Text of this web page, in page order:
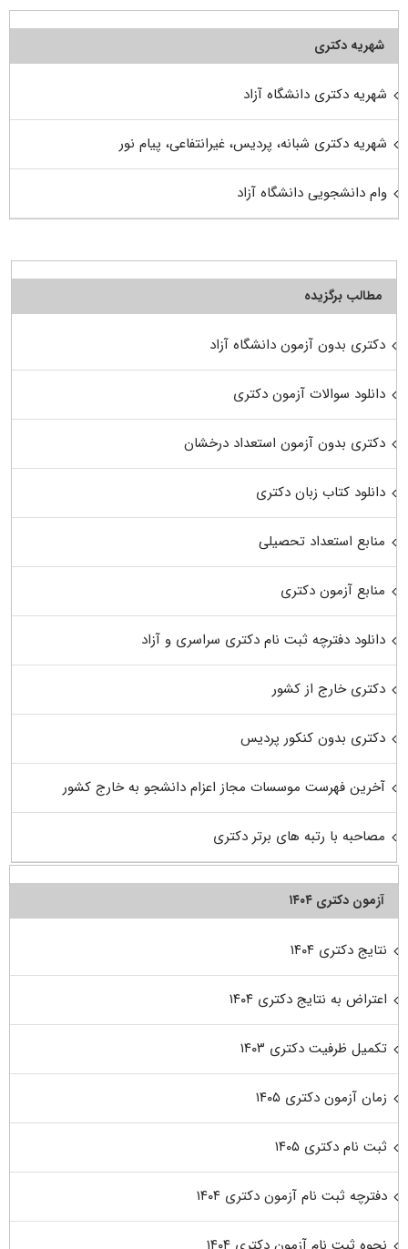
شهریه دکتری
شهریه دکتری دانشگاه آزاد
شهریه دکتری شبانه، پردیس، غیرانتفاعی، پیام نور
وام دانشجویی دانشگاه آزاد
مطالب برگزیده
دکتری بدون آزمون دانشگاه آزاد
دانلود سوالات آزمون دکتری
دکتری بدون آزمون استعداد درخشان
دانلود کتاب زبان دکتری
منابع استعداد تحصیلی
منابع آزمون دکتری
دانلود دفترچه ثبت نام دکتری سراسری و آزاد
دکتری خارج از کشور
دکتری بدون کنکور پردیس
آخرین فهرست موسسات مجاز اعزام دانشجو به خارج کشور
مصاحبه با رتبه های برتر دکتری
آزمون دکتری ۱۴۰۴
نتایج دکتری ۱۴۰۴
اعتراض به نتایج دکتری ۱۴۰۴
تکمیل ظرفیت دکتری ۱۴۰۳
زمان آزمون دکتری ۱۴۰۵
ثبت نام دکتری ۱۴۰۵
دفترچه ثبت نام آزمون دکتری ۱۴۰۴